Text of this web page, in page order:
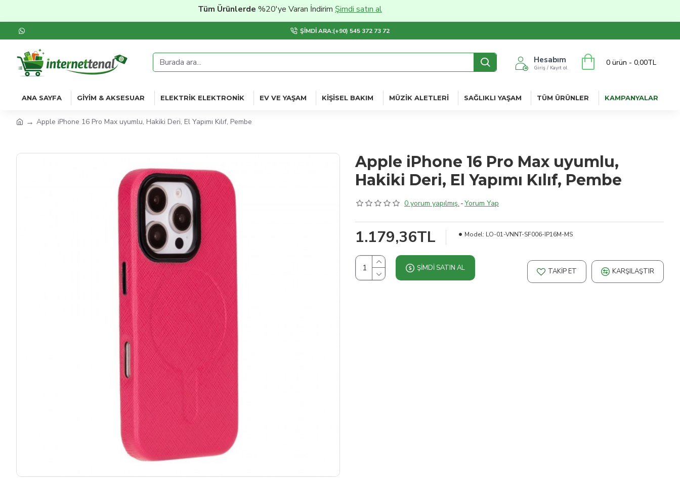
Tüm Ürünlerde%20'ye Varan İndirim Şimdi satın al
ŞIMDI ARA:(+90) 545 372 73 72
Hesabım
Giriş / Kayıt ol
0 ürün - 0,00TL
ANA SAYFA GIYIM & AKSESUAR ELEKTRIK ELEKTRONIK EV VE YAŞAM KIŞISEL BAKIM MÜZIK ALETLERI SAĞLIKLI YAŞAM TÜM ÜRÜNLER KAMPANYALAR
Apple iPhone 16 Pro Max uyumlu, Hakiki Deri, El Yapımı Kılıf, Pembe
Apple iPhone 16 Pro Max uyumlu,
Hakiki Deri, El Yapımı Kılıf, Pembe
0 yorum yapılmış. -Yorum Yap
1.179,36TL Model: LO-01-VNNT-SF006-IP16M-MS
ŞIMDI SATIN AL TAKIP ET KARŞILAŞTIR